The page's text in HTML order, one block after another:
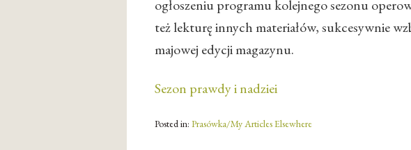
ogłoszeniu programu kolejnego sezonu
też lekturę innych materiałów, sukcesywnie
majowej edycji magazynu.
Sezon prawdy i nadziei
Posted in: Prasówka/My Articles Elsewhere